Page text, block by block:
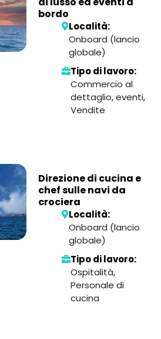
bordo
Località:
Onboard (lancio
globale)
Tipo di lavoro:
Commercio al
dettaglio,eventi,
Vendite
Direzione di cucina e
chef sulle navi da
crociera
Località:
Onboard (lancio
globale)
Tipo di lavoro:
Ospitalità,
Personale di
cucina